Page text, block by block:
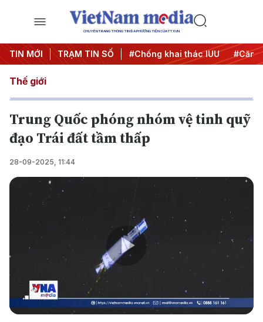
CHUYÊN TRANG THÔNG TIN ĐA PHƯƠNG TIỆN CỦA TTXVN
TIN MỚI TRẠM TIN SỐ
#Chiến dịch 500 ngày đêm #Chống khai thác IUU #Căng
Thế giới
Trung Quốc phóng nhóm vệ tinh quỹ
đạo Trái đất tầm thấp
28-09-2025, 11:44
Play
Video